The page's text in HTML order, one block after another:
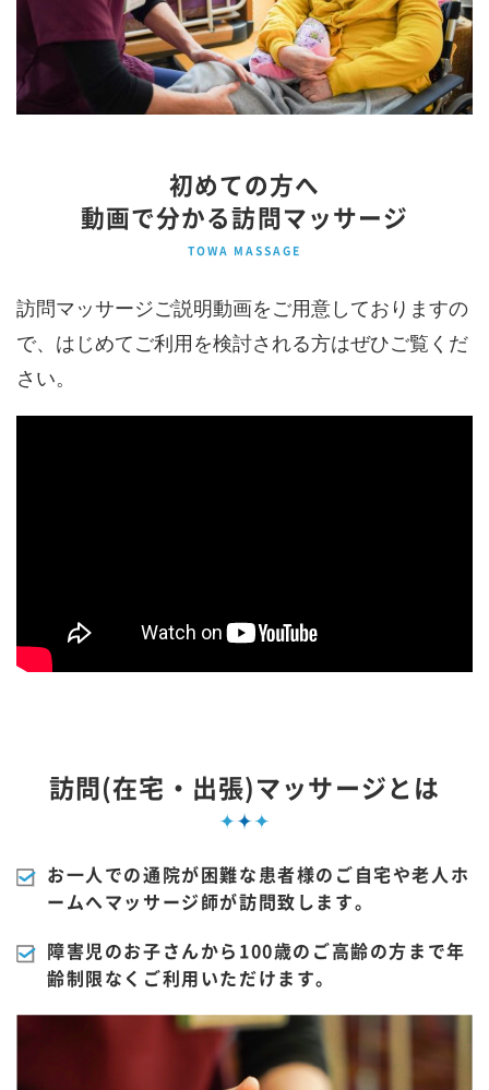
初めての方へ
動画で分かる訪問マッサージ
TOWA MASSAGE
訪問マッサージご説明動画をご用意しておりますの
で、はじめてご利用を検討される方はぜひご覧くだ
さい。
訪問(在宅・出張)マッサージとは
お一人での通院が困難な患者様のご自宅や老人ホ
ームへマッサージ師が訪問致します。
障害児のお子さんから100歳のご高齢の方まで年
齢制限なくご利用いただけます。